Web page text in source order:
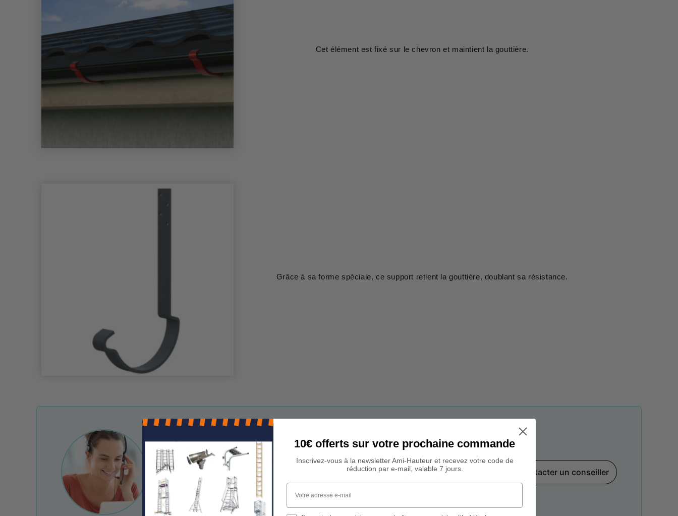
Cet élément est fixé sur le chevron et maintient la gouttière.
Grâce à sa forme spéciale, ce support retient la gouttière, doublant sa résistance.
Une question ? Un conseil ?
Nos conseillers sont à votre écoute !
Notre service client est à votre disposition du lundi au vendredi de 9h00 à 17h00
e-mail et chat.
Contacter un conseiller
10€ offerts sur votre prochaine commande
Inscrivez-vous à la newsletter Ami-Hauteur et recevez votre code de
réduction par e-mail, valable 7 jours.
Votre adresse e-mail